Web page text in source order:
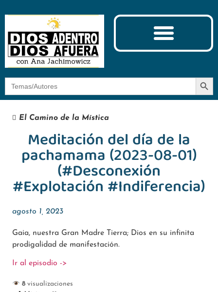
Botón
El Camino de la Mística
Meditación del día de la
pachamama (2023-08-01)
(#Desconexión
#Explotación #Indiferencia)
agosto 1, 2023
Gaia, nuestra Gran Madre Tierra; Dios en su infinita
prodigalidad de manifestación.
Ir al episodio ->
8visualizaciones